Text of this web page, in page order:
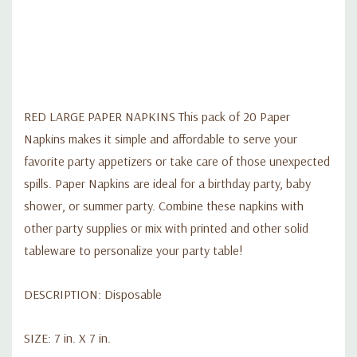
CANTIDAD: 2O por paquete.
N.o DE ARTÍCULO: 03122
RED LARGE PAPER NAPKINS This pack of 20 Paper
Napkins makes it simple and affordable to serve your
favorite party appetizers or take care of those unexpected
spills. Paper Napkins are ideal for a birthday party, baby
shower, or summer party. Combine these napkins with
other party supplies or mix with printed and other solid
tableware to personalize your party table!
DESCRIPTION: Disposable
SIZE: 7 in. X 7 in.